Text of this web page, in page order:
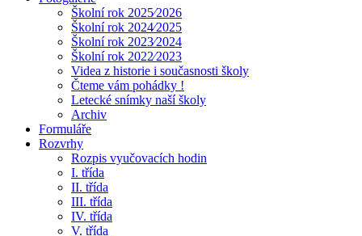
Školní rok 2025⁄2026
Školní rok 2024⁄2025
Školní rok 2023⁄2024
Školní rok 2022⁄2023
Videa z historie i současnosti školy
Čteme vám pohádky !
Letecké snímky naší školy
Archiv
Formuláře
Rozvrhy
Rozpis vyučovacích hodin
I. třída
II. třída
III. třída
IV. třída
V. třída